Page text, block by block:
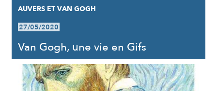
AUVERS ET VAN GOGH
27/05/2020
Van Gogh, une vie en Gifs